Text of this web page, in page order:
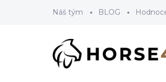
Náš tým BLOG